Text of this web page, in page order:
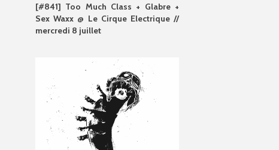
[#841] Too Much Class + Glabre +
Sex Waxx @ Le Cirque Electrique //
mercredi 8 juillet